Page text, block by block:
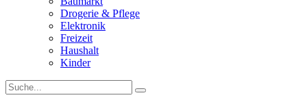
Drogerie & Pflege
Elektronik
Freizeit
Haushalt
Kinder